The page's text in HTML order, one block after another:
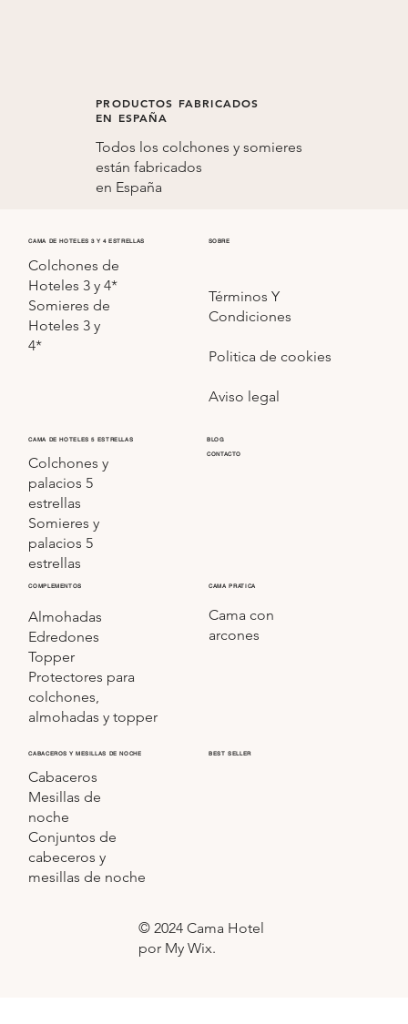
PRODUCTOS FABRICADOS
EN ESPAÑA
Todos los colchones y somieres
están fabricados
en España
CAMA DE HOTELES 3 Y 4 ESTRELLAS
Colchones de
Hoteles 3 y 4*
Somieres de
Hoteles 3 y
4*
CAMA DE HOTELES 5 ESTRELLAS
Colchones y
palacios 5
estrellas
Somieres y
palacios 5
estrellas
COMPLEMENTOS
Almohadas
Edredones
Topper
Protectores para
colchones,
almohadas y topper
CABACEROS Y MESILLAS DE NOCHE
Cabaceros
Mesillas de
noche
Conjuntos de
cabeceros y
mesillas de noche
CAMA PRATICA
Cama con
arcones
BEST SELLER
BLOG
CONTACTO
SOBRE
Términos Y
Condiciones
Politica de cookies
Aviso legal
© 2024 Cama Hotel
por My Wix.